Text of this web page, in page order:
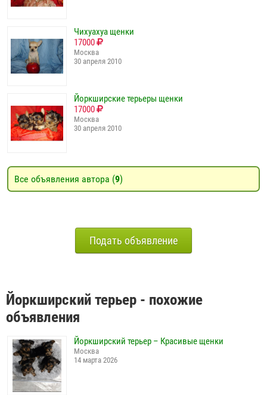
Чихуахуа щенки
17000
Москва
30 апреля 2010
Йоркширские терьеры щенки
17000
Москва
30 апреля 2010
Все объявления автора (9)
Подать объявление
Йоркширский терьер - похожие
объявления
Йоркширский терьер – Красивые щенки
Москва
14 марта 2026